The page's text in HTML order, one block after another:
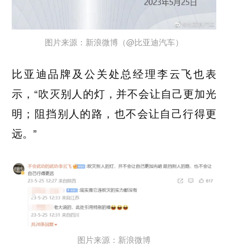
图片来源：新浪微博（@比亚迪汽车）
比亚迪品牌及公关处总经理李云飞也表
示，“吹灭别人的灯，并不会让自己更加光
明；阻挡别人的路，也不会让自己行得更
远。”
图片来源：新浪微博